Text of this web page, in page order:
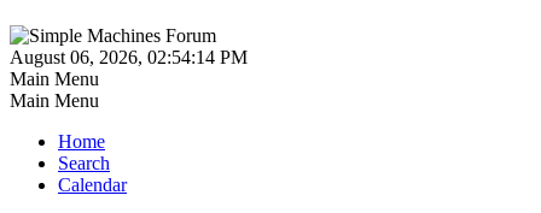
August 06, 2026, 02:54:14 PM
Main Menu
Main Menu
Home
Search
Calendar